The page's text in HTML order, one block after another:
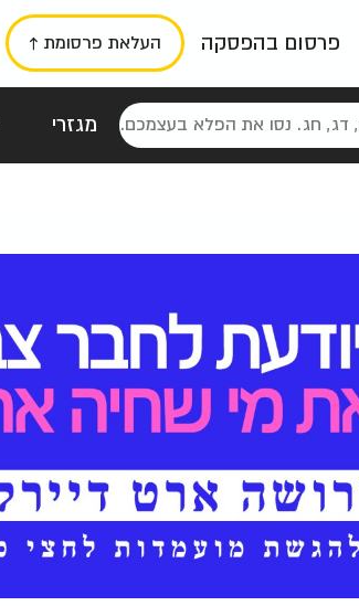
פרסום בהפסקה העלאת פרסומת ↑
מגזרי
כרזות טיפוגרפי